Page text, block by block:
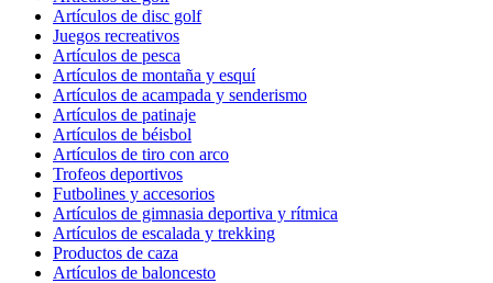
Artículos de disc golf
Juegos recreativos
Artículos de pesca
Artículos de montaña y esquí
Artículos de acampada y senderismo
Artículos de patinaje
Artículos de béisbol
Artículos de tiro con arco
Trofeos deportivos
Futbolines y accesorios
Artículos de gimnasia deportiva y rítmica
Artículos de escalada y trekking
Productos de caza
Artículos de baloncesto